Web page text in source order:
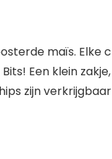
maïs.
Een klein
zijn